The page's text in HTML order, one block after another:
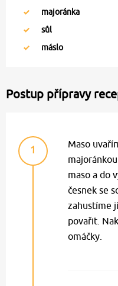
majoránka
sůl
máslo
Postup přípravy
1
Maso
maso a do
česnek se
zahustíme
povařit.
omáčky.